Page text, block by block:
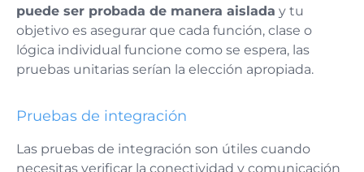
puede ser probada de manera aislada y tu
objetivo es asegurar que cada función, clase o
lógica individual funcione como se espera, las
pruebas unitarias serían la elección apropiada​​.
Pruebas de integración
Las pruebas de integración son útiles cuando
necesitas verificar la conectividad y comunicación